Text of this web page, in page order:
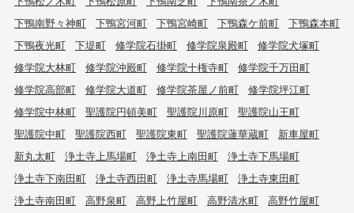
下鴨南野々神町
下鴨宮河町 下鴨宮崎町 下鴨森ケ前町
下鴨森本町
下鴨夜光町
下堤町 修学院石掛町 修学院泉殿町
修学院犬塚町
修学院大林町
修学院沖殿町 修学院十権寺町
修学院千万田町
修学院高部町
修学院大道町 修学院茶屋ノ前町
修学院坪江町
修学院中林町
聖護院円頓美町 聖護院川原町
聖護院山王町
聖護院中町
聖護院西町 聖護院東町 聖護院蓮華蔵町
新車屋町
新丸太町
浄土寺上馬場町 浄土寺上南田町
浄土寺下馬場町
浄土寺下南田町
浄土寺西田町 浄土寺馬場町
浄土寺東田町
浄土寺南田町
高野泉町 高野上竹屋町 高野清水町
高野竹屋町